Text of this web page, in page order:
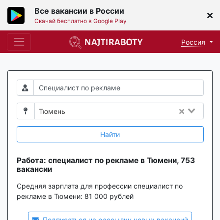
Все вакансии в России
Скачай бесплатно в Google Play
Россия
Тюмень
Найти
Работа: специалист по рекламе в Тюмени, 753
вакансии
Средняя зарплата для профессии специалист по
рекламе в Тюмени: 81 000 рублей